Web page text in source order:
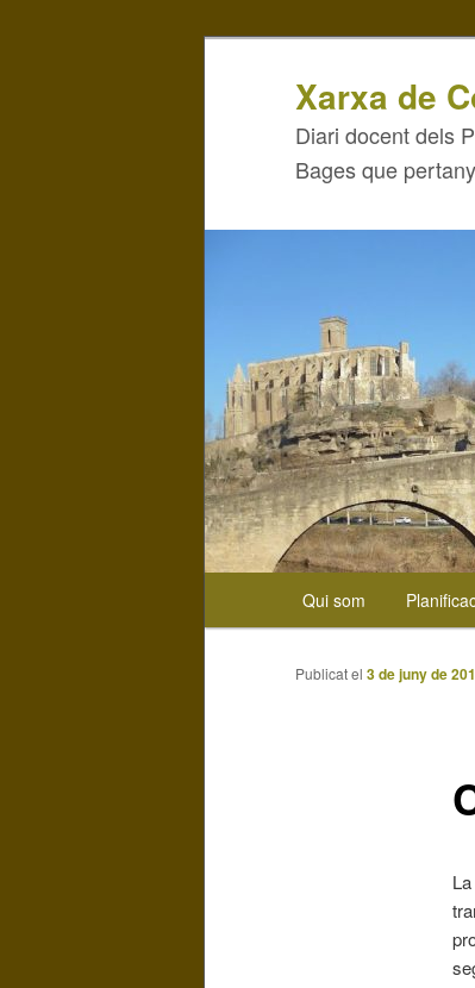
Xarxa de
Diari docent dels
Bages que
Aneu
Qui som
Publicat el 3 de juny de